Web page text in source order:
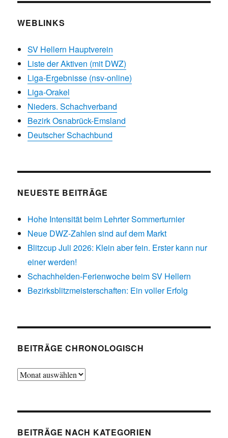
WEBLINKS
SV Hellern Hauptverein
Liste der Aktiven (mit DWZ)
Liga-Ergebnisse (nsv-online)
Liga-Orakel
Nieders. Schachverband
Bezirk Osnabrück-Emsland
Deutscher Schachbund
NEUESTE BEITRÄGE
Hohe Intensität beim Lehrter Sommerturnier
Neue DWZ-Zahlen sind auf dem Markt
Blitzcup Juli 2026: Klein aber fein. Erster kann nur
einer werden!
Schachhelden-Ferienwoche beim SV Hellern
Bezirksblitzmeisterschaften: Ein voller Erfolg
BEITRÄGE CHRONOLOGISCH
Beiträge
BEITRÄGE NACH KATEGORIEN